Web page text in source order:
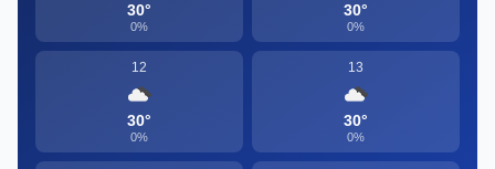
30°
0%
30°
0%
12
30°
0%
13
30°
0%